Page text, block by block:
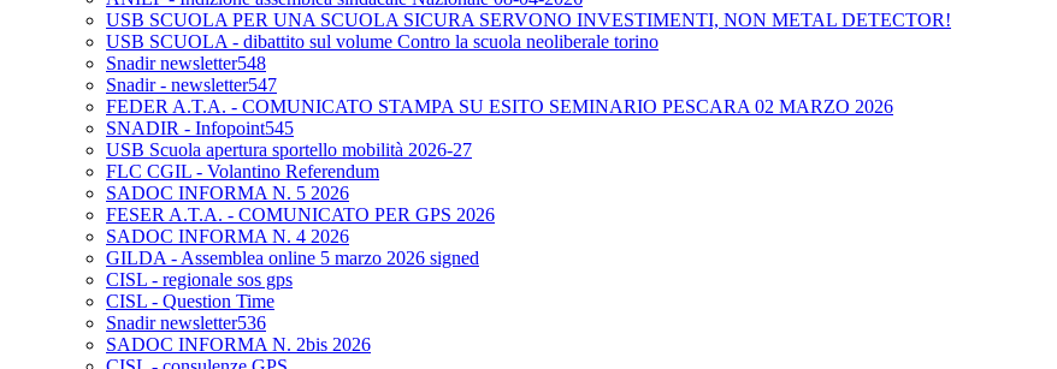
USB SCUOLA PER UNA SCUOLA SICURA SERVONO INVESTIMENTI, NON METAL DETECTOR!
USB SCUOLA - dibattito sul volume Contro la scuola neoliberale torino
Snadir newsletter548
Snadir - newsletter547
FEDER A.T.A. - COMUNICATO STAMPA SU ESITO SEMINARIO PESCARA 02 MARZO 2026
SNADIR - Infopoint545
USB Scuola apertura sportello mobilità 2026-27
FLC CGIL - Volantino Referendum
SADOC INFORMA N. 5 2026
FESER A.T.A. - COMUNICATO PER GPS 2026
SADOC INFORMA N. 4 2026
GILDA - Assemblea online 5 marzo 2026 signed
CISL - regionale sos gps
CISL - Question Time
Snadir newsletter536
SADOC INFORMA N. 2bis 2026